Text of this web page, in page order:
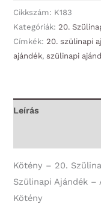
-
Akkor
aggódnék
20
-
Szülinapi
Ajándék
Cikkszám: K183
Kategóriák:20.
Címkék:20. szülinapi
ajándék,szülinapi
Leírás
Kötény – 20.
Szülinapi Ajándék
Kötény